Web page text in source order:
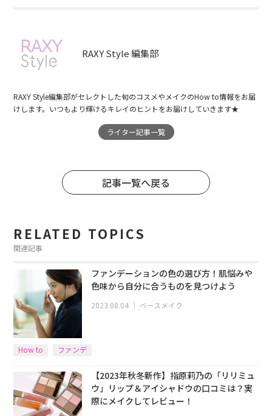
RAXY Style 編集部
RAXY Style編集部がセレクトした旬のコスメやメイクのHow to情報をお届
けします。いつもより輝けるキレイのヒントをお届けしていきます★
ライター記事一覧
記事一覧へ戻る
RELATED TOPICS
関連記事
ファンデーションの色の選び方！肌悩みや
色味から自分に合うものを見つけよう
2023.08.04 ｜ ベースメイク
How to ファンデ
【2023年秋冬新作】指原莉乃の「リリミュ
ウ」リップ＆アイシャドウの口コミは？実
際にメイクしてレビュー！